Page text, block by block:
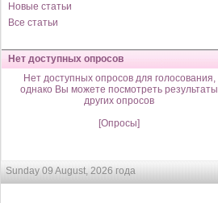
Новые статьи
Все статьи
Нет доступных опросов
Нет доступных опросов для голосования,
однако Вы можете посмотреть результаты
других опросов
[Опросы]
Sunday 09 August, 2026 года